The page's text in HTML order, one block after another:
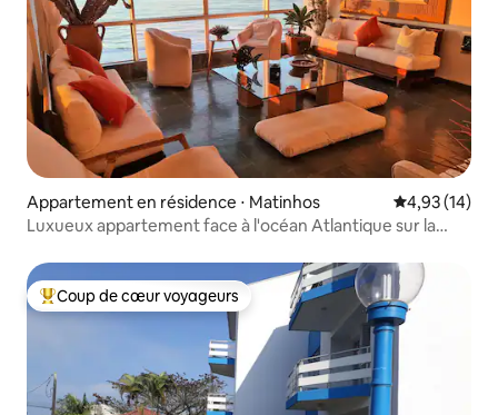
Appartement en résidence ⋅ Matinhos Évaluation
4,93 (14)
Luxueux appartement face à l'océan Atlantique sur la
Coups de cœur voyageurs les plus appréciés
Coup de cœur voyageurs